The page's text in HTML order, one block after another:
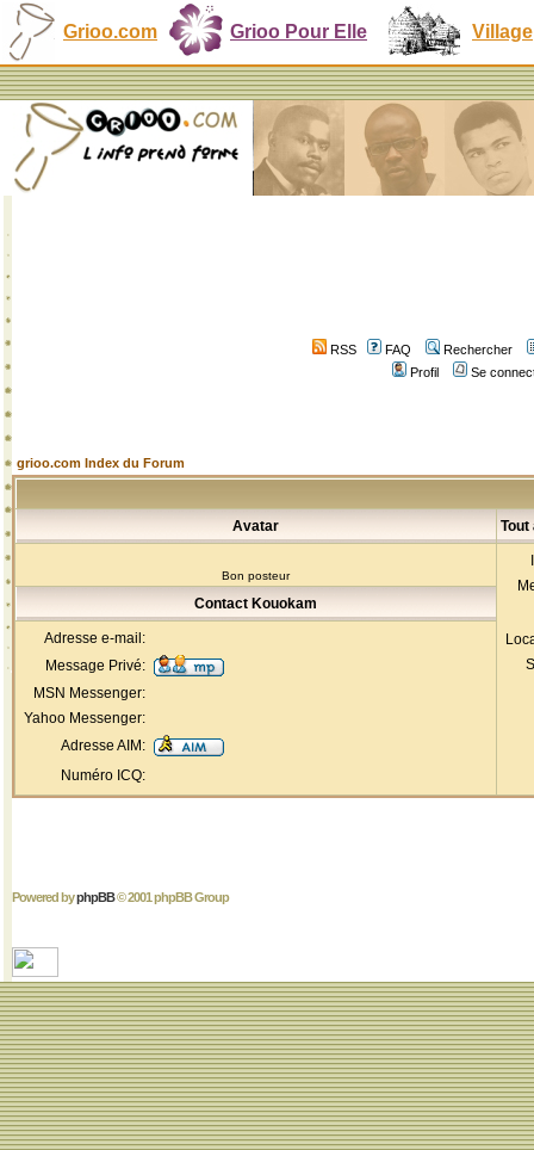
Grioo.com Grioo Pour Elle Village
RSS FAQ
Rechercher
Profil
Se
grioo.com Index du Forum
Avatar Tout
Bon posteur
Contact Kouokam
Adresse e-mail:
Message Privé:
MSN Messenger:
Yahoo Messenger:
Adresse AIM:
Numéro ICQ:
Powered byphpBB© 2001 phpBB Group